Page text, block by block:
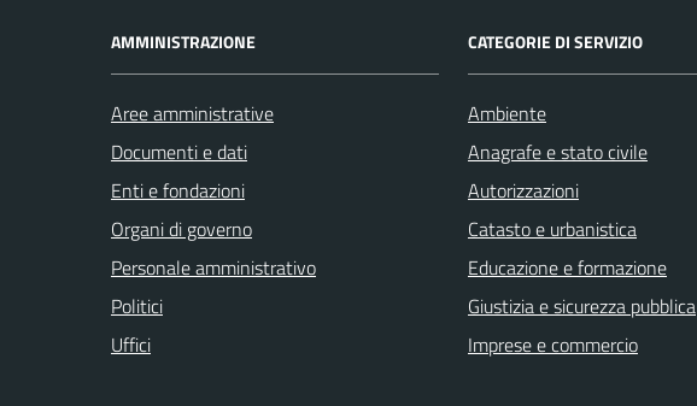
AMMINISTRAZIONE
Aree amministrative
Documenti e dati
Enti e fondazioni
Organi di governo
Personale amministrativo
Politici
Uffici
CATEGORIE DI SERVIZIO
Ambiente
Anagrafe e stato civile
Autorizzazioni
Catasto e urbanistica
Educazione e formazione
Giustizia e sicurezza pubblica
Imprese e commercio